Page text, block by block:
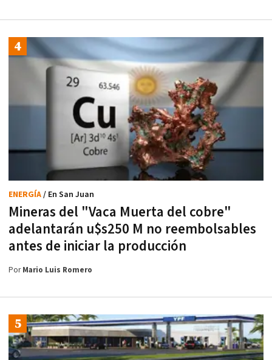
Mineras del "Vaca Muerta del cobre"
adelantarán u$s250 M no reembolsables
antes de iniciar la producción
ENERGÍA/ En San Juan
PorMario Luis Romero